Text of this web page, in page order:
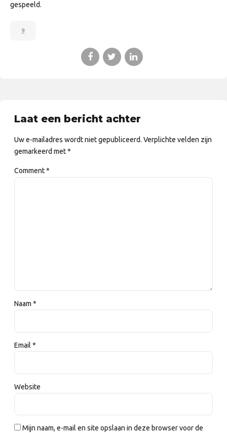
gespeeld.
9
Laat een bericht achter
Uw e-mailadres wordt niet gepubliceerd. Verplichte velden zijn
gemarkeerd met *
Comment*
Naam *
Email *
Website
Mijn naam, e-mail en site opslaan in deze browser voor de